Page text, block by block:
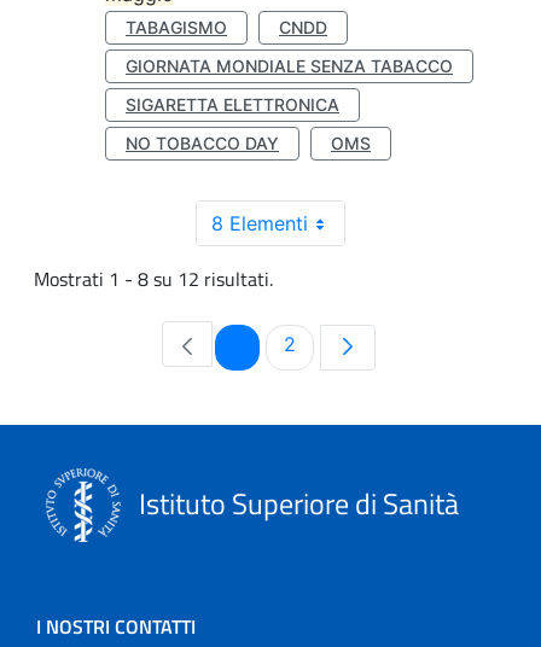
TABAGISMO
CNDD
GIORNATA MONDIALE SENZA TABACCO
SIGARETTA ELETTRONICA
NO TOBACCO DAY
OMS
8 Elementi
Mostrati 1 - 8 su 12 risultati.
PaginaPagina
2
Istituto Superiore di Sanità
I NOSTRI CONTATTI